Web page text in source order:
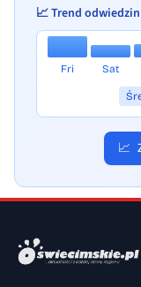
📈 Trend
Fri Sat
📈